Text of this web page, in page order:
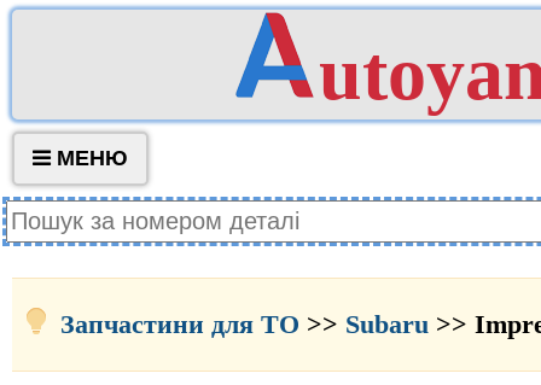
МЕНЮ
Запчастини для ТО >> Subaru >>